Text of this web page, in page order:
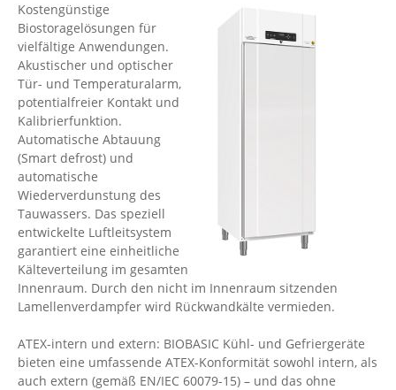
Kostengünstige
Biostoragelösungen für
vielfältige Anwendungen.
Akustischer und optischer
Tür- und Temperaturalarm,
potentialfreier Kontakt und
Kalibrierfunktion.
Automatische Abtauung
(Smart defrost) und
automatische
Wiederverdunstung des
Tauwassers. Das speziell
entwickelte Luftleitsystem
garantiert eine einheitliche
Kälteverteilung im gesamten
Innenraum. Durch den nicht im Innenraum sitzenden
Lamellenverdampfer wird Rückwandkälte vermieden.
ATEX-intern und extern: BIOBASIC Kühl- und Gefriergeräte
bieten eine umfassende ATEX-Konformität sowohl intern, als
auch extern (gemäß EN/IEC 60079-15) – und das ohne